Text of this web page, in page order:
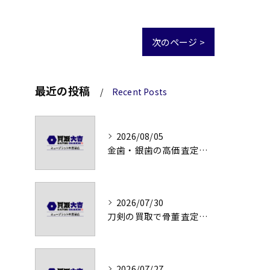
次のページ >
最近の投稿 Recent Posts
2026/08/05
金歯・銀歯の高価査定法徹底解説
2026/07/30
刀剣の買取で骨董査定の注意点